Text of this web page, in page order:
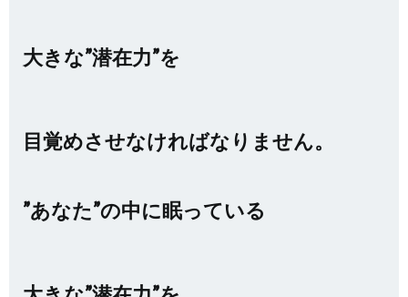
大きな”潜在力”を
目覚めさせなければなりません。
”あなた”の中に眠っている